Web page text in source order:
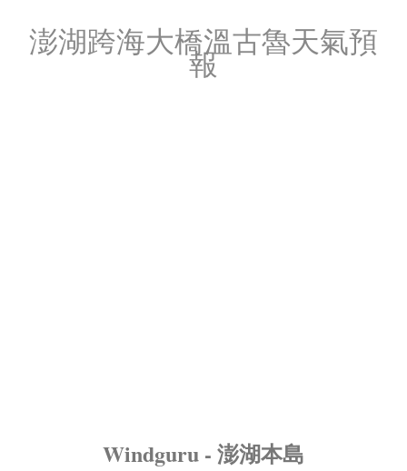
澎湖跨海大橋溫古魯天氣預
報
Windguru - 澎湖本島